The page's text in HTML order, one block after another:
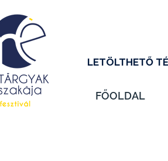
LETÖLTHETŐ
FŐOLDAL